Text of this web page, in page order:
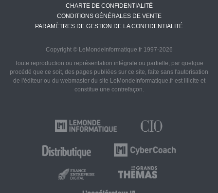
CHARTE DE CONFIDENTIALITÉ
CONDITIONS GÉNÉRALES DE VENTE
PARAMÈTRES DE GESTION DE LA CONFIDENTIALITÉ
Copyright © LeMondeInformatique.fr 1997-2026
Toute reproduction ou représentation intégrale ou partielle, par quelque
procédé que ce soit, des pages publiées sur ce site, faite sans l'autorisation
de l'éditeur ou du webmaster du site LeMondeInformatique.fr est illicite et
constitue une contrefaçon.